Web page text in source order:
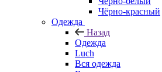
Чёрно-красный
Одежда
Назад
Одежда
Luch
Вся одежда